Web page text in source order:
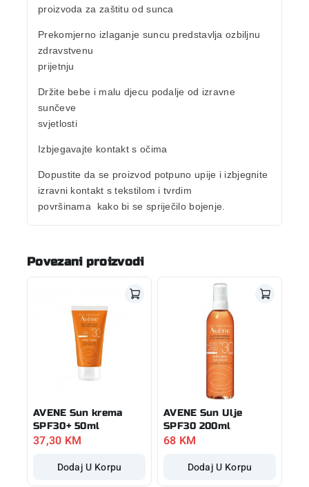
proizvoda za zaštitu od sunca
Prekomjerno izlaganje suncu predstavlja ozbiljnu
zdravstvenu
prijetnju
Držite bebe i malu djecu podalje od izravne
sunčeve
svjetlosti
Izbjegavajte kontakt s očima
Dopustite da se proizvod potpuno upije i izbjegnite
izravni kontakt s tekstilom i tvrdim
površinama
kako bi se spriječilo bojenje.
Povezani proizvodi
AVENE Sun krema
SPF30+ 50ml
37,30 KM
Dodaj U Korpu
AVENE Sun Ulje
SPF30 200ml
68 KM
Dodaj U Korpu